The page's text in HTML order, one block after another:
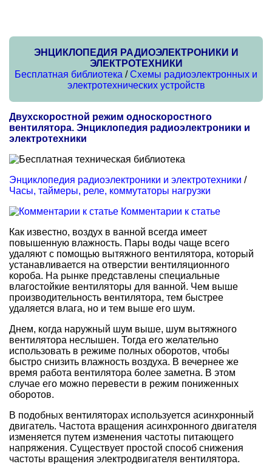
ЭНЦИКЛОПЕДИЯ РАДИОЭЛЕКТРОНИКИ И
ЭЛЕКТРОТЕХНИКИ
Бесплатная библиотека /Схемы радиоэлектронных и
электротехнических устройств
Двухскоростной режим односкоростного
вентилятора. Энциклопедия радиоэлектроники и
электротехники
Энциклопедия радиоэлектроники и электротехники /
Часы, таймеры, реле, коммутаторы нагрузки
Комментарии к статье
Как известно, воздух в ванной всегда имеет
повышенную влажность. Пары воды чаще всего
удаляют с помощью вытяжного вентилятора, который
устанавливается на отверстии вентиляционного
короба. На рынке представлены специальные
влагостойкие вентиляторы для ванной. Чем выше
производительность вентилятора, тем быстрее
удаляется влага, но и тем выше его шум.
Днем, когда наружный шум выше, шум вытяжного
вентилятора неслышен. Тогда его желательно
использовать в режиме полных оборотов, чтобы
быстро снизить влажность воздуха. В вечернее же
время работа вентилятора более заметна. В этом
случае его можно перевести в режим пониженных
оборотов.
В подобных вентиляторах используется асинхронный
двигатель. Частота вращения асинхронного двигателя
изменяется путем изменения частоты питающего
напряжения. Существует простой способ снижения
частоты вращения электродвигателя вентилятора.